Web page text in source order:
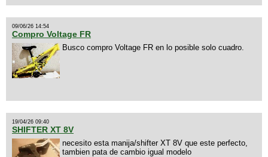
09/06/26 14:54
Compro Voltage FR
Busco compro Voltage FR en lo posible solo cuadro.
19/04/26 09:40
SHIFTER XT 8V
necesito esta manija/shifter XT 8V que este perfecto,
tambien pata de cambio igual modelo